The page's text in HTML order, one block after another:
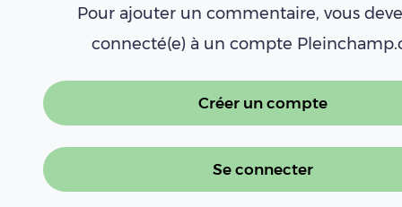
Pour ajouter un commentaire, vous
connecté(e) à un compte
Créer un compte
Se connecter